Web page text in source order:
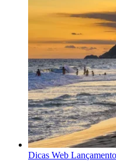
Dicas Web